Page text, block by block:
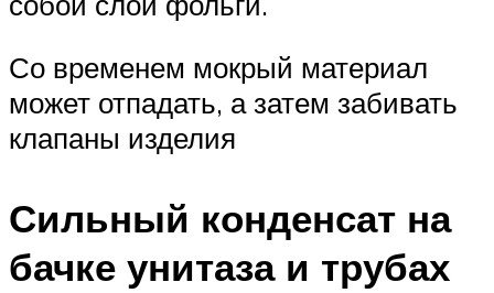
Со временем мокрый материал
может отпадать, а затем забивать
клапаны изделия
Сильный конденсат на
бачке унитаза и трубах